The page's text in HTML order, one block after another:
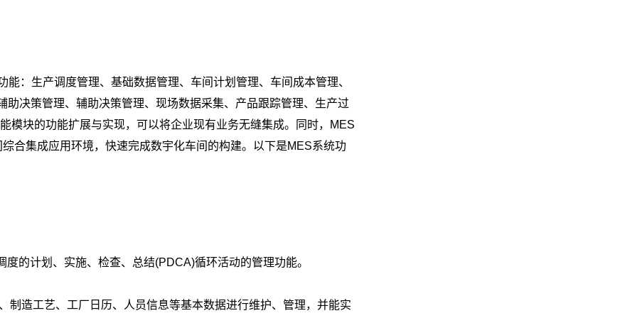
：生产调度管理、基础数据管理、车间计划管理、车间成本管理、
决策管理、辅助决策管理、现场数据采集、产品跟踪管理、生产过
模块的功能扩展与实现，可以将企业现有业务无缝集成。同时，MES
合集成应用环境，快速完成数宇化车间的构建。以下是MES系统功
的计划、实施、检查、总结(PDCA)循环活动的管理功能。
制造工艺、工厂日历、人员信息等基本数据进行维护、管理，并能实